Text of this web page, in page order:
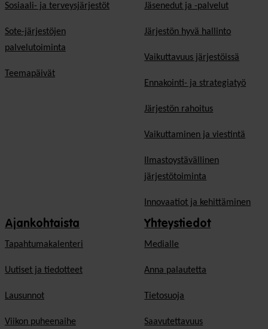
Sosiaali- ja terveysjärjestöt
Sote-järjestöjen
palvelutoiminta
Teemapäivät
Jäsen­edut ja -palvelut
Järjestön hyvä hallinto
Vaikuttavuus järjestöissä
Ennakointi- ja strategiatyö
Järjestön rahoitus
Vaikuttaminen ja viestintä
Ilmastoystävällinen
järjestötoiminta
Innovaatiot ja kehittäminen
Ajankohtaista
Tapahtumakalenteri
Uutiset ja tiedotteet
Lausunnot
Viikon puheenaihe
Yhteystiedot
Medialle
Anna palautetta
Tietosuoja
Saavutettavuus